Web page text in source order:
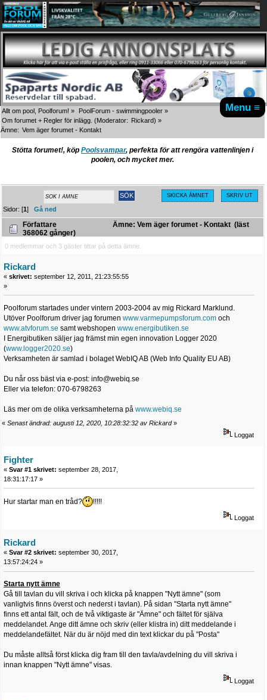
Menu ≡
Allt om pool, Poolforum! » PoolForum - swimmingpooler »
Om forumet + Regler för inlägg. (Moderator: Rickard) »
Ämne: Vem äger forumet - Kontakt
Stötta forumet!, köp Poolsvampar, perfekta för att rengöra vattenlinjen i
poolen, och mycket mer.
SKICKA ÄMNET SKRIV UT
Sidor: [1]Gå ned
Författare
Ämne: Vem äger forumet - Kontakt (läst
368062 gånger)
0 medlemmar och 3 gäster tittar på detta ämne.
Rickard
« skrivet: september 12, 2011, 21:23:55:55
»
Poolforum startades under vintern 2003-2004 av mig Rickard Marklund.
Utöver Poolforum driver jag forumen www.varmepumpsforum.com och
www.atvforum.se samt webshopen www.energibutiken.se
I Energibutiken säljer jag främst min egen innovation Logger 2020
(www.logger2020.se)
Verksamheten är samlad i bolaget WebIQ AB (Web Info Quality EU AB)
Du når oss bäst via e-post: info@webiq.se
Eller via telefon: 070-6798263
Läs mer om de olika verksamheterna på www.webiq.se
« Senast ändrad: augusti 12, 2020, 10:28:32:32 av Rickard»
Loggat
Fighter
« Svar #1 skrivet: september 28, 2017,
18:31:17:17 »
Hur startar man en tråd? !!!!!
Loggat
Rickard
« Svar #2 skrivet: september 30, 2017,
13:57:24:24 »
Starta nytt ämne
Gå till tavlan du vill skriva i och klicka på knappen "Nytt ämne" (som
vanligtvis finns överst och nederst i tavlan). På sidan "Starta nytt ämne"
finns ett antal fält, och de två viktigaste är "Ämne" och fältet för själva
meddelandet. Ange ditt ämne och skriv (eller klistra in) ditt meddelande i
meddelandefältet. När du är nöjd med din text klickar du på "Posta"
Du måste alltså först klicka dig fram till den tavla/avdelning du vill skriva i
innan knappen "Nytt ämne" visas.
Loggat